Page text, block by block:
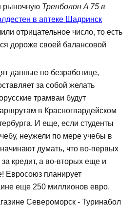
рыночную Тренболон A 75 в
в аптеке Шадринск
отрицательное число, то есть
дороже своей балансовой
данные по безработице,
за собой желать
трамваи будут
в Красногвардейском
И еще, если студенты
неужели по мере учебы в
думать, что во-первых
за кредит, а во-вторых еще и
Евросоюз планирует
еще 250 миллионов евро.
Североморск - Туринабол